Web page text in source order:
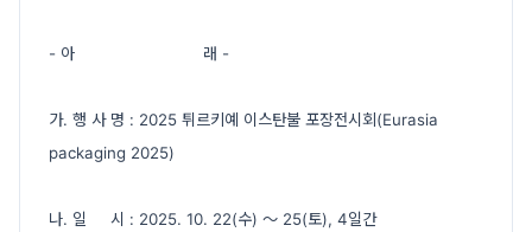
- 아 래 -
가. 행 사 명 : 2025 튀르키예 이스탄불 포장전시회(Eurasia
packaging 2025)
나. 일 시 : 2025. 10. 22(수) ～ 25(토), 4일간